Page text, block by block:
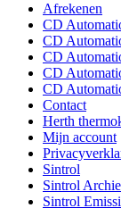
Afrekenen
CD
CD
CD
CD
CD
Contact
Herth
Mijn account
Sintrol
Sintrol
Sintrol